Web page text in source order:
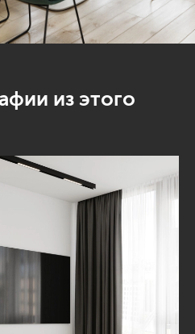
из этого